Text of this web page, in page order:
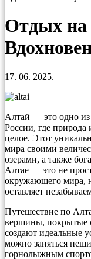
Отдых на
17. 06. 2025.
Алтай — это одно
России, где природа
целое. Этот
мира своими
озерами, а также
Алтае — это не
окружающего мира,
оставляет
Путешествие по
вершины, покрытые
создают идеальные
можно заняться
горнолыжным